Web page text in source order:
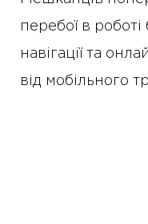
перебої в роботі
навігації та
від мобільного